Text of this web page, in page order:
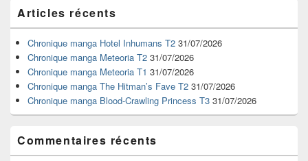
articles
principale
de
widget
pour
barre
latérale
Articles récents
Chronique manga Hotel Inhumans T2 31/07/2026
Chronique manga Meteoria T2 31/07/2026
Chronique manga Meteoria T1 31/07/2026
Chronique manga The Hitman’s Fave T2 31/07/2026
Chronique manga Blood-Crawling Princess T3 31/07/2026
Commentaires récents